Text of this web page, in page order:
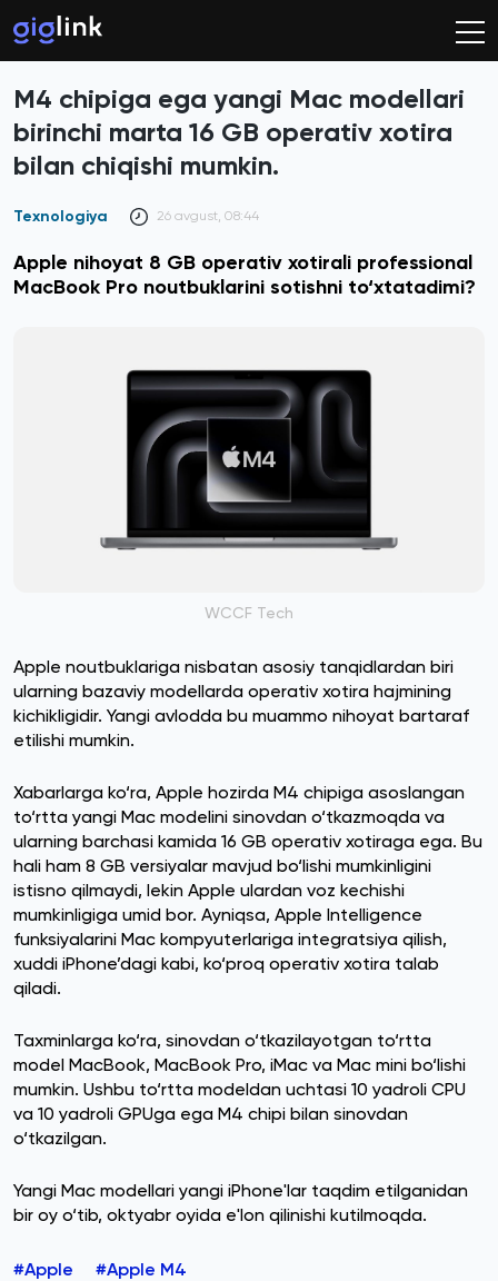
M4 chipiga ega yangi Mac modellari
birinchi marta 16 GB operativ xotira
bilan chiqishi mumkin.
Texnologiya 26 avgust, 08:44
Apple nihoyat 8 GB operativ xotirali professional
MacBook Pro noutbuklarini sotishni to‘xtatadimi?
WCCF Tech
Apple noutbuklariga nisbatan asosiy tanqidlardan biri
ularning bazaviy modellarda operativ xotira hajmining
kichikligidir. Yangi avlodda bu muammo nihoyat bartaraf
etilishi mumkin.
Xabarlarga ko‘ra, Apple hozirda M4 chipiga asoslangan
to‘rtta yangi Mac modelini sinovdan o‘tkazmoqda va
ularning barchasi kamida 16 GB operativ xotiraga ega. Bu
hali ham 8 GB versiyalar mavjud bo‘lishi mumkinligini
istisno qilmaydi, lekin Apple ulardan voz kechishi
mumkinligiga umid bor. Ayniqsa, Apple Intelligence
funksiyalarini Mac kompyuterlariga integratsiya qilish,
xuddi iPhone’dagi kabi, ko‘proq operativ xotira talab
qiladi.
Taxminlarga ko‘ra, sinovdan o‘tkazilayotgan to‘rtta
model MacBook, MacBook Pro, iMac va Mac mini bo‘lishi
mumkin. Ushbu to‘rtta modeldan uchtasi 10 yadroli CPU
va 10 yadroli GPUga ega M4 chipi bilan sinovdan
o‘tkazilgan.
Yangi Mac modellari yangi iPhone'lar taqdim etilganidan
bir oy o‘tib, oktyabr oyida e'lon qilinishi kutilmoqda.
#Apple #Apple M4